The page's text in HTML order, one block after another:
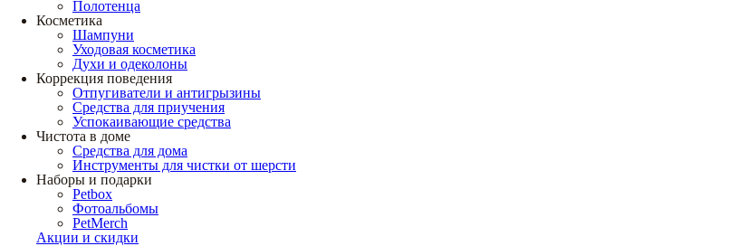
Полотенца
Косметика
Шампуни
Уходовая косметика
Духи и одеколоны
Коррекция поведения
Отпугиватели и антигрызины
Средства для приучения
Успокаивающие средства
Чистота в доме
Средства для дома
Инструменты для чистки от шерсти
Наборы и подарки
Petbox
Фотоальбомы
PetMerch
Акции и скидки